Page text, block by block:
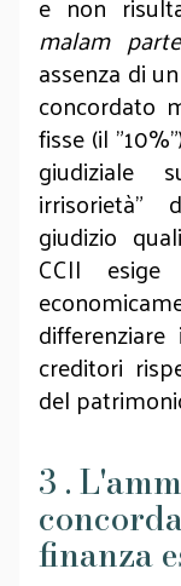
malam
assenza di
concordato
fisse (il
giudiziale
irrisorietà"
giudizio
CCII
creditori
del
3 .
finanza